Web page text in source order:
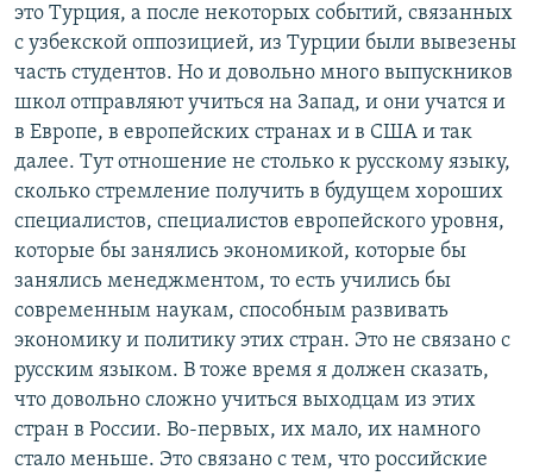
это Турция, а после некоторых событий, связанных
с узбекской оппозицией, из Турции были вывезены
часть студентов. Но и довольно много выпускников
школ отправляют учиться на Запад, и они учатся и
в Европе, в европейских странах и в США и так
далее. Тут отношение не столько к русскому языку,
сколько стремление получить в будущем хороших
специалистов, специалистов европейского уровня,
которые бы занялись экономикой, которые бы
занялись менеджментом, то есть учились бы
современным наукам, способным развивать
экономику и политику этих стран. Это не связано с
русским языком. В тоже время я должен сказать,
что довольно сложно учиться выходцам из этих
стран в России. Во-первых, их мало, их намного
стало меньше. Это связано с тем, что российские